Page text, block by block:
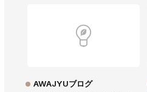
AWAJYUブログ